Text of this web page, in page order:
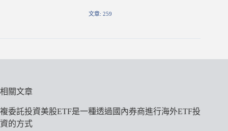
文章: 259
相關文章
複委託投資美股ETF是一種透過國內券商進行海外ETF投
資的方式